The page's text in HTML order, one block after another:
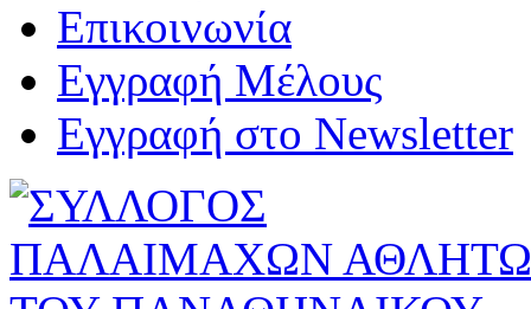
Επικοινωνία
Εγγραφή Μέλους
Εγγραφή στο Newsletter